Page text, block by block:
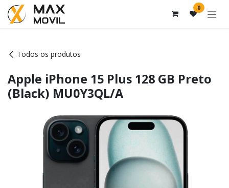
Pular para o conteúdo 0
Todos os produtos
Apple iPhone 15 Plus 128 GB Preto
(Black) MU0Y3QL/A